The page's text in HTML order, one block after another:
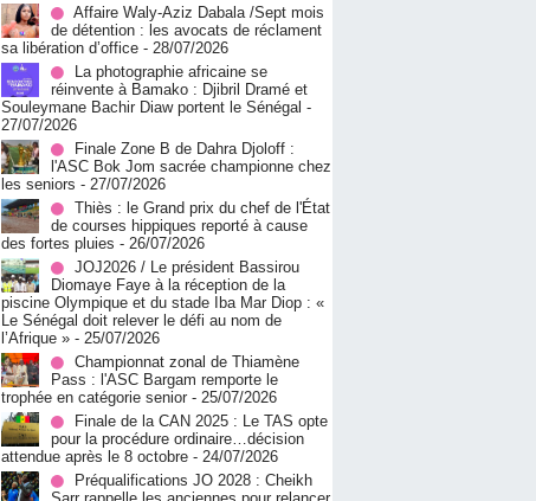
Affaire Waly-Aziz Dabala /Sept mois
de détention : les avocats de réclament
sa libération d’office - 28/07/2026
La photographie africaine se
réinvente à Bamako : Djibril Dramé et
Souleymane Bachir Diaw portent le Sénégal -
27/07/2026
Finale Zone B de Dahra Djoloff :
l'ASC Bok Jom sacrée championne chez
les seniors - 27/07/2026
Thiès : le Grand prix du chef de l'État
de courses hippiques reporté à cause
des fortes pluies - 26/07/2026
JOJ2026 / Le président Bassirou
Diomaye Faye à la réception de la
piscine Olympique et du stade Iba Mar Diop : «
Le Sénégal doit relever le défi au nom de
l’Afrique » - 25/07/2026
Championnat zonal de Thiamène
Pass : l'ASC Bargam remporte le
trophée en catégorie senior - 25/07/2026
Finale de la CAN 2025 : Le TAS opte
pour la procédure ordinaire…décision
attendue après le 8 octobre - 24/07/2026
Préqualifications JO 2028 : Cheikh